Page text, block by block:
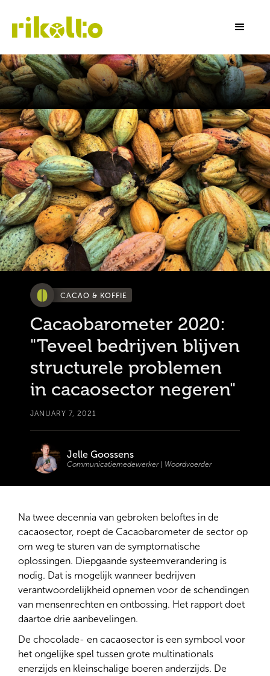
CACAO & KOFFIE
Cacaobarometer 2020:
"Teveel bedrijven blijven
structurele problemen
in cacaosector negeren"
JANUARY 7, 2021
Jelle Goossens
Communicatiemedewerker | Woordvoerder
Na twee decennia van gebroken beloftes in de
cacaosector, roept de Cacaobarometer de sector op
om weg te sturen van de symptomatische
oplossingen. Diepgaande systeemverandering is
nodig. Dat is mogelijk wanneer bedrijven
verantwoordelijkheid opnemen voor de schendingen
van mensenrechten en ontbossing. Het rapport doet
daartoe drie aanbevelingen.
De chocolade- en cacaosector is een symbool voor
het ongelijke spel tussen grote multinationals
enerzijds en kleinschalige boeren anderzijds. De